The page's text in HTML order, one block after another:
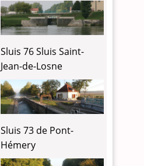
Sluis 76 Sluis Saint-
Jean-de-Losne
Sluis 73 de Pont-
Hémery